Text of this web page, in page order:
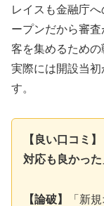
レイスも金融庁
ープンだから審
客を集めるための
実際には開設当
す。
【良い口コミ
対応も良かった
【論破】
「新